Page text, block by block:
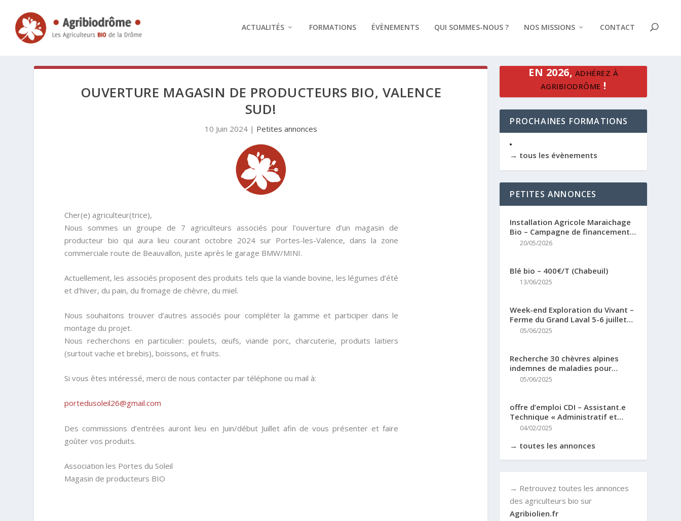
ACTUALITÉS FORMATIONS ÉVÈNEMENTS QUI SOMMES-NOUS ? NOS MISSIONS CONTACT
OUVERTURE MAGASIN DE PRODUCTEURS BIO, VALENCE
SUD!
10 Juin 2024| Petites annonces
Cher(e) agriculteur(trice),
Nous sommes un groupe de 7 agriculteurs associés pour l’ouverture d’unmagasin de
producteur bio qui aura lieu courant octobre 2024 sur Portes-les-Valence, dans la zone
commerciale route de Beauvallon, juste après le garage BMW/MINI.
Actuellement, les associés proposent des produits tels que la viande bovine, les légumes d’été
et d’hiver, du pain, du fromage de chèvre, du miel.
Nous souhaitons trouver d’autres associés pour compléter la gamme et participer dans le
montage du projet.
Nous recherchons en particulier: poulets, œufs, viande porc, charcuterie, produits laitiers
(surtout vache et brebis), boissons, et fruits.
Si vous êtes intéressé, merci de nous contacter par téléphone ou mail à:
portedusoleil26@gmail.com
Des commissions d’entrées auront lieu en Juin/début Juillet afin de vous présenter et faire
goûter vos produits.
Association les Portes du Soleil
Magasin de producteurs BIO
EN 2026, ADHÉREZ À
AGRIBIODRÔME !
PROCHAINES FORMATIONS
→ tous les évènements
PETITES ANNONCES
Installation Agricole Maraichage
Bio – Campagne de financement
Miimosa
20/05/2026
Blé bio – 400€/T (Chabeuil)
13/06/2025
Week-end Exploration du Vivant –
Ferme du Grand Laval 5-6 juillet
2025
05/06/2025
Recherche 30 chèvres alpines
indemnes de maladies pour
renouvellement troupeau (38)
05/06/2025
offre d’emploi CDI – Assistant.e
Technique « Administratif et
Finances »
04/02/2025
→ toutes les annonces
→ Retrouvez toutes les annonces
des agriculteurs bio sur
Agribiolien.fr